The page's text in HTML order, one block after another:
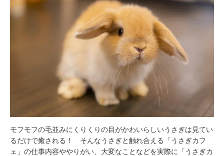
モフモフの毛並みにくりくりの目がかわいらしいうさぎは見てい
るだけで癒される！ そんなうさぎと触れ合える「うさぎカフ
ェ」の仕事内容ややりがい、大変なことなどを実際に「うさぎカ